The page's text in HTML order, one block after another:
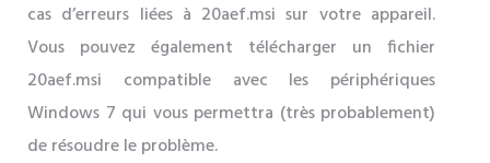
cas d’erreurs liées à 20aef.msi sur votre appareil.
Vous pouvez également télécharger un fichier
20aef.msi compatible avec les périphériques
Windows 7 qui vous permettra (très probablement)
de résoudre le problème.